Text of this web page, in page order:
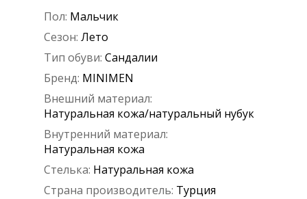
Пол: Мальчик
Сезон: Лето
Тип обуви: Сандалии
Бренд: MINIMEN
Внешний материал:
Натуральная кожа/натуральный нубук
Внутренний материал:
Натуральная кожа
Стелька: Натуральная кожа
Страна производитель: Турция